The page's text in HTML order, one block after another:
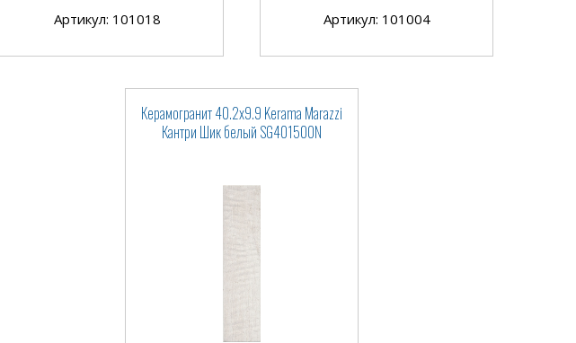
Артикул: 101018 Артикул: 101004
Керамогранит 40.2x9.9 Kerama Marazzi
Кантри Шик белый SG401500N